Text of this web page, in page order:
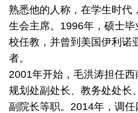
熟悉他的人称，在学生时代
生会主席。1996年，硕士毕
校任教，并曾到美国伊利诺
者。
2001年开始，毛洪涛担任
规划处副处长、教务处处长
副院长等职。2014年，调